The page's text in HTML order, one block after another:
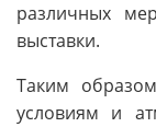
различных
выставки.
Таким
условиям и